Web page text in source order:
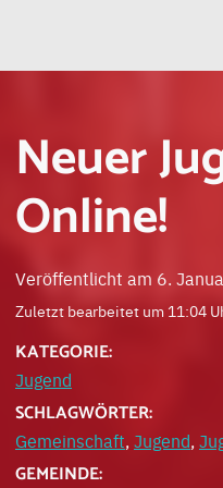
Neuer
Online!
Veröffentlicht am 6.
Zuletzt bearbeitet um 11:04
KATEGORIE:
Jugend
SCHLAGWÖRTER:
Gemeinschaft, Jugend,
GEMEINDE: